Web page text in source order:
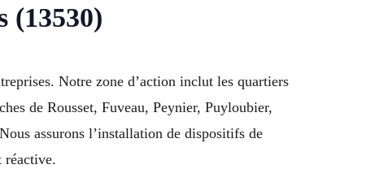
(13530)
Notre zone d’action inclut les quartiers
de Rousset, Fuveau, Peynier, Puyloubier,
assurons l’installation de dispositifs de
réactive.